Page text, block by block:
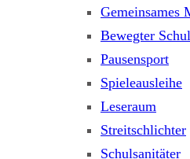
Gemeinsames
Bewegter
Pausensport
Spieleausleihe
Leseraum
Streitschlichter
Schulsanitäter